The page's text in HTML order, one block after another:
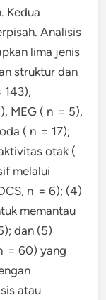
Kedua
Analisis
lima jenis
struktur dan
143),
MEG ( n = 5),
( n = 17);
otak (
melalui
n = 6); (4)
memantau
dan (5)
= 60) yang
atau